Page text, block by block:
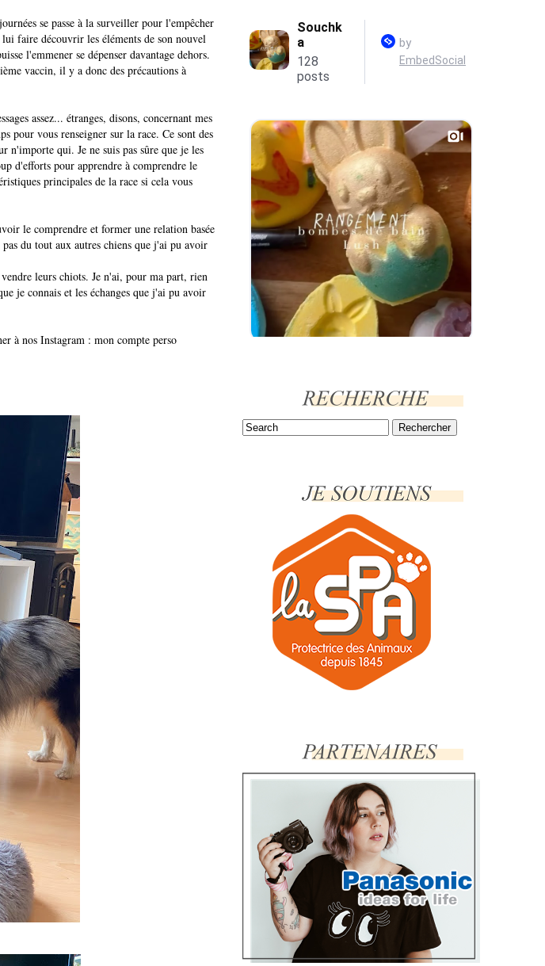
se passe à la surveiller pour l'empêcher
faire découvrir les éléments de son nouvel
l'emmener se dépenser davantage dehors.
vaccin, il y a donc des précautions à
assez... étranges, disons, concernant mes
pour vous renseigner sur la race. Ce sont des
n'importe qui. Je ne suis pas sûre que je les
d'efforts pour apprendre à comprendre le
principales de la race si cela vous
le comprendre et former une relation basée
du tout aux autres chiens que j'ai pu avoir
leurs chiots. Je n'ai, pour ma part, rien
je connais et les échanges que j'ai pu avoir
à nos Instagram : mon compte perso